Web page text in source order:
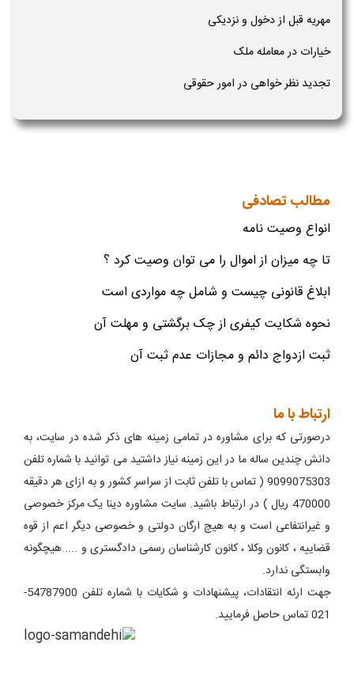
مهریه قبل از دخول و نزدیکی
خیارات در معامله ملک
تجدید نظر خواهی در امور حقوقی
مطالب تصادفی
انواع وصیت نامه
تا چه میزان از اموال را می توان وصیت کرد ؟
ابلاغ قانونی چیست و شامل چه مواردی است
نحوه شکایت کیفری از چک برگشتی و مهلت آن
ثبت ازدواج دائم و مجازات عدم ثبت آن
ارتباط با ما
درصورتی که برای مشاوره در تمامی زمینه های ذکر شده در سایت، به
دانش چندین ساله ما در این زمینه نیاز داشتید می توانید با شماره تلفن
9099075303 ( تماس با تلفن ثابت از سراسر کشور و به ازای هر دقیقه
470000 ریال ) در ارتباط باشید. سایت مشاوره دینا یک مرکز خصوصی
و غیرانتفاعی است و به هیچ ارگان دولتی و خصوصی دیگر اعم از قوه
قضاییه ، کانون وکلا ، کانون کارشناسان رسمی دادگستری و .... هیچگونه
وابستگی ندارد.
جهت ارئه انتقادات، پیشنهادات و شکایات با شماره تلفن 54787900-
021 تماس حاصل فرمایید.